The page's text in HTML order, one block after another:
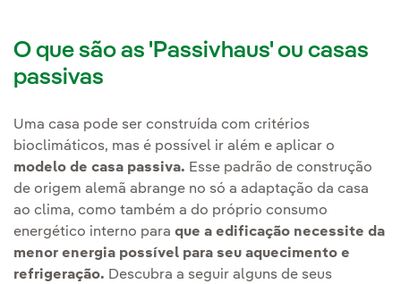
O que são as 'Passivhaus' ou casas
passivas
Uma casa pode ser construída com critérios
bioclimáticos, mas é possível ir além e aplicar o
modelo de casa passiva. Esse padrão de construção
de origem alemã abrange no só a adaptação da casa
ao clima, como também a do próprio consumo
energético interno para que a edificação necessite da
menor energia possível para seu aquecimento e
refrigeração. Descubra a seguir alguns de seus